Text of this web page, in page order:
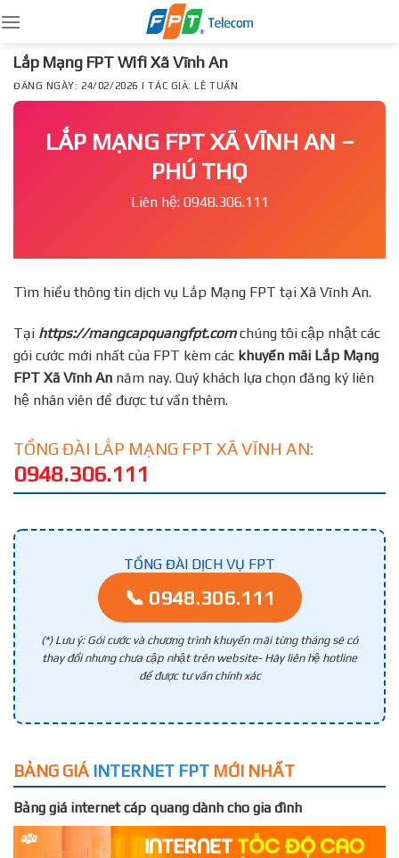
to
content
Lắp Mạng FPT Wifi Xã Vĩnh An
ĐĂNG NGÀY: 24/02/2026 | TÁC GIẢ: LÊ TUẤN
LẮP MẠNG FPT XÃ VĨNH AN –
PHÚ THỌ
Liên hệ: 0948.306.111
Tìm hiểu thông tin dịch vụ Lắp Mạng FPT tại Xã Vĩnh An.
Tại https://mangcapquangfpt.comchúng tôi cập nhật các
gói cước mới nhất của FPT kèm các khuyến mãi Lắp Mạng
FPT Xã Vĩnh An năm nay. Quý khách lựa chọn đăng ký liên
hệ nhân viên để được tư vấn thêm.
TỔNG ĐÀI LẮP MẠNG FPT XÃ VĨNH AN:
0948.306.111
TỔNG ĐÀI DỊCH VỤ FPT
📞 0948.306.111
(*) Lưu ý: Gói cước và chương trình khuyến mãi từng tháng sẽ có
thay đổi nhưng chưa cập nhật trên website- Hãy liên hệ hotline
để được tư vấn chính xác
BẢNG GIÁ INTERNET FPT MỚI NHẤT
Bảng giá internet cáp quang dành cho gia đình